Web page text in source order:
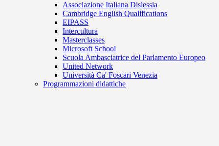
Associazione Italiana Dislessia
Cambridge English Qualifications
EIPASS
Intercultura
Masterclasses
Microsoft School
Scuola Ambasciatrice del Parlamento Europeo
United Network
Università Ca' Foscari Venezia
Programmazioni didattiche